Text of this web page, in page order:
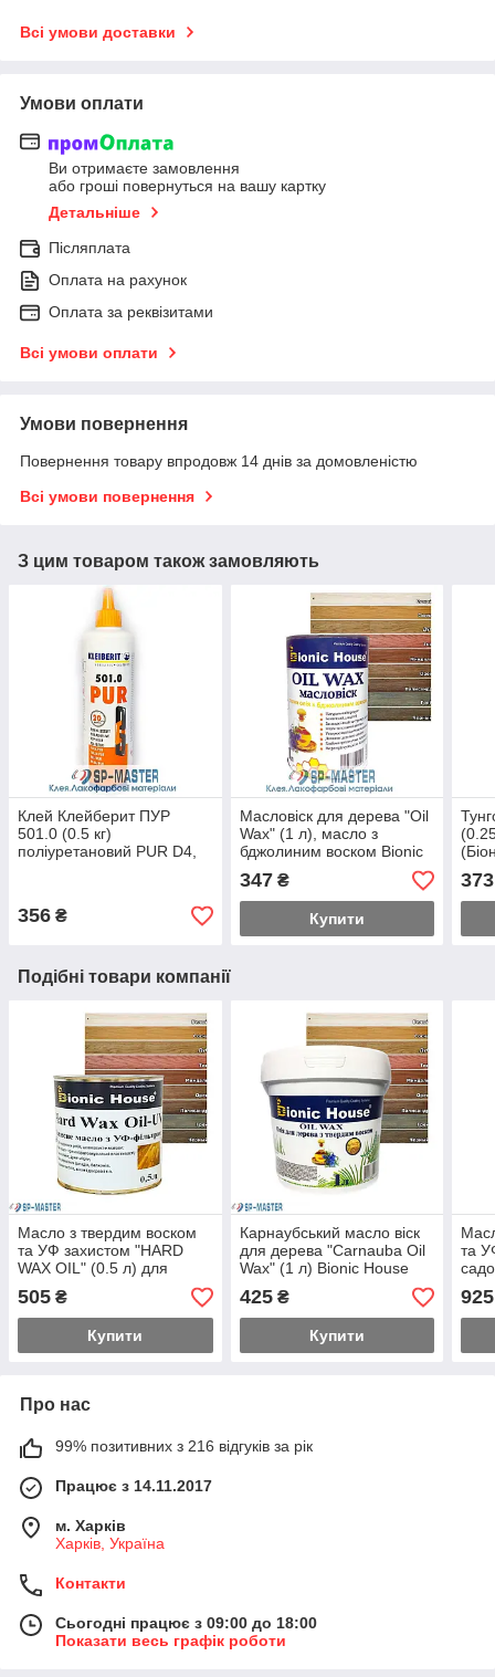
Всі умови доставки
Умови оплати
Ви отримаєте замовлення
або гроші повернуться на вашу картку
Детальніше
Післяплата
Оплата на рахунок
Оплата за реквізитами
Всі умови оплати
Умови повернення
Повернення товару впродовж 14 днів за домовленістю
Всі умови повернення
З цим товаром також замовляють
Клей Клейберит ПУР
501.0 (0.5 кг)
поліуретановий PUR D4,
356 ₴
Масловіск для дерева "Oil
Wax" (1 л), масло з
бджолиним воском Bionic
House (Біонік Хаус)
347₴
Купити
373
Подібні товари компанії
Масло з твердим воском
та УФ захистом "HARD
WAX OIL" (0.5 л) для
House (Біонік Хаус)
505 ₴
Купити
Карнаубський масло віск
для дерева "Carnauba Oil
Wax" (1 л) Bionic House
425₴
Купити
та
925
Про нас
99% позитивних з 216 відгуків за рік
Працює з 14.11.2017
м. Харків
Харків, Україна
Контакти
Сьогодні працює з 09:00 до 18:00
Показати весь графік роботи